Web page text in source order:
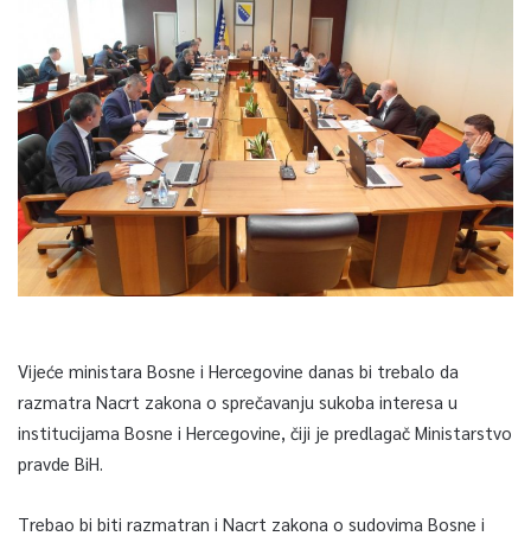
Vijeće ministara Bosne i Hercegovine danas bi trebalo da
razmatra Nacrt zakona o sprečavanju sukoba interesa u
institucijama Bosne i Hercegovine, čiji je predlagač Ministarstvo
pravde BiH.
Trebao bi biti razmatran i Nacrt zakona o sudovima Bosne i